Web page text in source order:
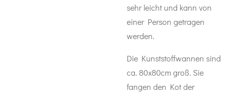
sehr leicht und kann von
einer Person getragen
werden.
Die Kunststoffwannen sind
ca. 80x80cm groß. Sie
fangen den Kot der